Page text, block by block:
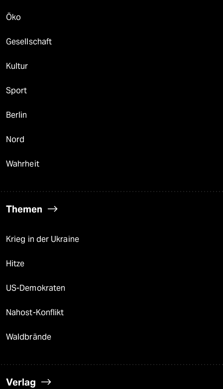
Öko
Gesellschaft
Kultur
Sport
Berlin
Nord
Wahrheit
Themen
Krieg in der Ukraine
Hitze
US-Demokraten
Nahost-Konflikt
Waldbrände
Verlag